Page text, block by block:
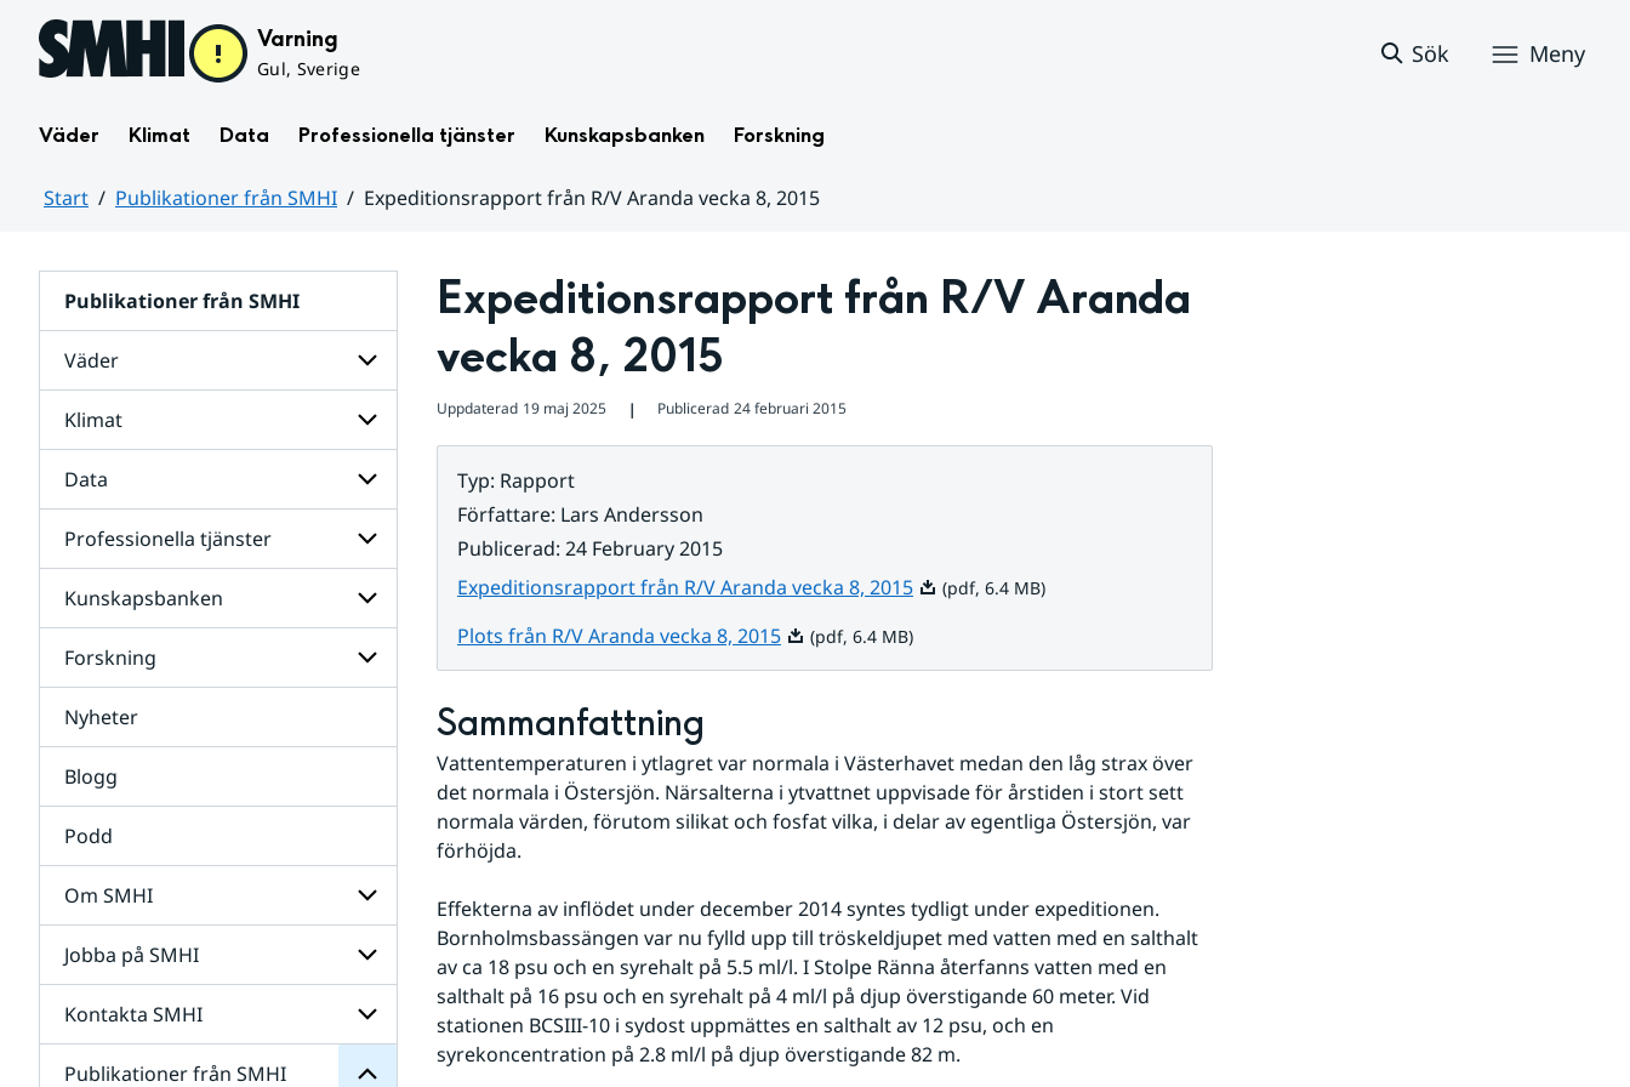
Hoppa till sidans innehåll Varning
Gul, Sverige
Sök Meny
Väder Klimat Data Professionella tjänster Kunskapsbanken Forskning
Start Publikationer från SMHI
Expeditionsrapport från R/V Aranda vecka 8, 2015
Publikationer från SMHI
Väder
Undersidor
för
Väder
Klimat
Undersidor
för
Klimat
Data
Undersidor
för
Data
Professionella tjänster
Undersidor
för
Professionella
tjänster
Kunskapsbanken
Undersidor
för
Kunskapsbanken
Forskning
Undersidor
för
Forskning
Nyheter
Blogg
Podd
Om SMHI
Undersidor
för
Om
SMHI
Jobba på SMHI
Undersidor
för
Jobba
Kontakta SMHI
Undersidor
Publikationer från SMHI
Undersidor
för
Publikationer
från
SMHI
Expeditionsrapport från R/V Aranda
vecka 8, 2015
Uppdaterad 19 maj 2025 ❘ Publicerad 24 februari 2015
Typ: Rapport
Författare: Lars Andersson
Publicerad: 24 February 2015
Expeditionsrapport från R/V Aranda vecka 8, 2015Pdf, 6.4 MB.
(pdf, 6.4 MB)
Plots från R/V Aranda vecka 8, 2015Pdf, 6.4 MB.
(pdf, 6.4 MB)
Sammanfattning
Vattentemperaturen i ytlagret var normala i Västerhavet medan den låg strax över
det normala i Östersjön. Närsalterna i ytvattnet uppvisade för årstiden i stort sett
normala värden, förutom silikat och fosfat vilka, i delar av egentliga Östersjön, var
förhöjda.
Effekterna av inflödet under december 2014 syntes tydligt under expeditionen.
Bornholmsbassängen var nu fylld upp till tröskeldjupet med vatten med en salthalt
av ca 18 psu och en syrehalt på 5.5 ml/l. I Stolpe Ränna återfanns vatten med en
salthalt på 16 psu och en syrehalt på 4 ml/l på djup överstigande 60 meter. Vid
stationen BCSIII-10 i sydost uppmättes en salthalt av 12 psu, och en
syrekoncentration på 2.8 ml/l på djup överstigande 82 m.